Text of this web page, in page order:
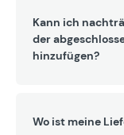
Kann ich
der
hinzufügen?
Wo ist meine